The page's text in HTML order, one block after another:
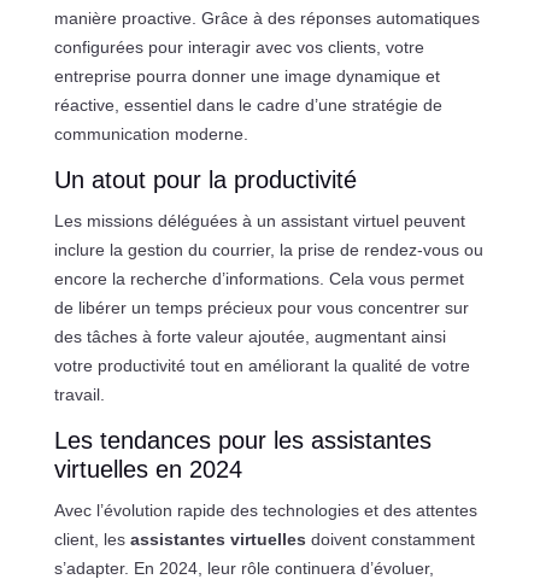
manière proactive. Grâce à des réponses automatiques
configurées pour interagir avec vos clients, votre
entreprise pourra donner une image dynamique et
réactive, essentiel dans le cadre d’une stratégie de
communication moderne.
Un atout pour la productivité
Les missions déléguées à un assistant virtuel peuvent
inclure la gestion du courrier, la prise de rendez-vous ou
encore la recherche d’informations. Cela vous permet
de libérer un temps précieux pour vous concentrer sur
des tâches à forte valeur ajoutée, augmentant ainsi
votre productivité tout en améliorant la qualité de votre
travail.
Les tendances pour les assistantes
virtuelles en 2024
Avec l’évolution rapide des technologies et des attentes
client, les assistantes virtuelles doivent constamment
s’adapter. En 2024, leur rôle continuera d’évoluer,